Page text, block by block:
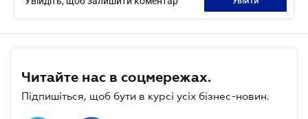
Читайте нас в соцмережах.
Підпишіться, щоб бути в курсі усіх бізнес-новин.